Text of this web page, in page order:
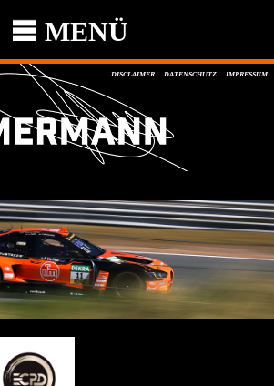
MENÜ
DISCLAIMER DATENSCHUTZ IMPRESSUM